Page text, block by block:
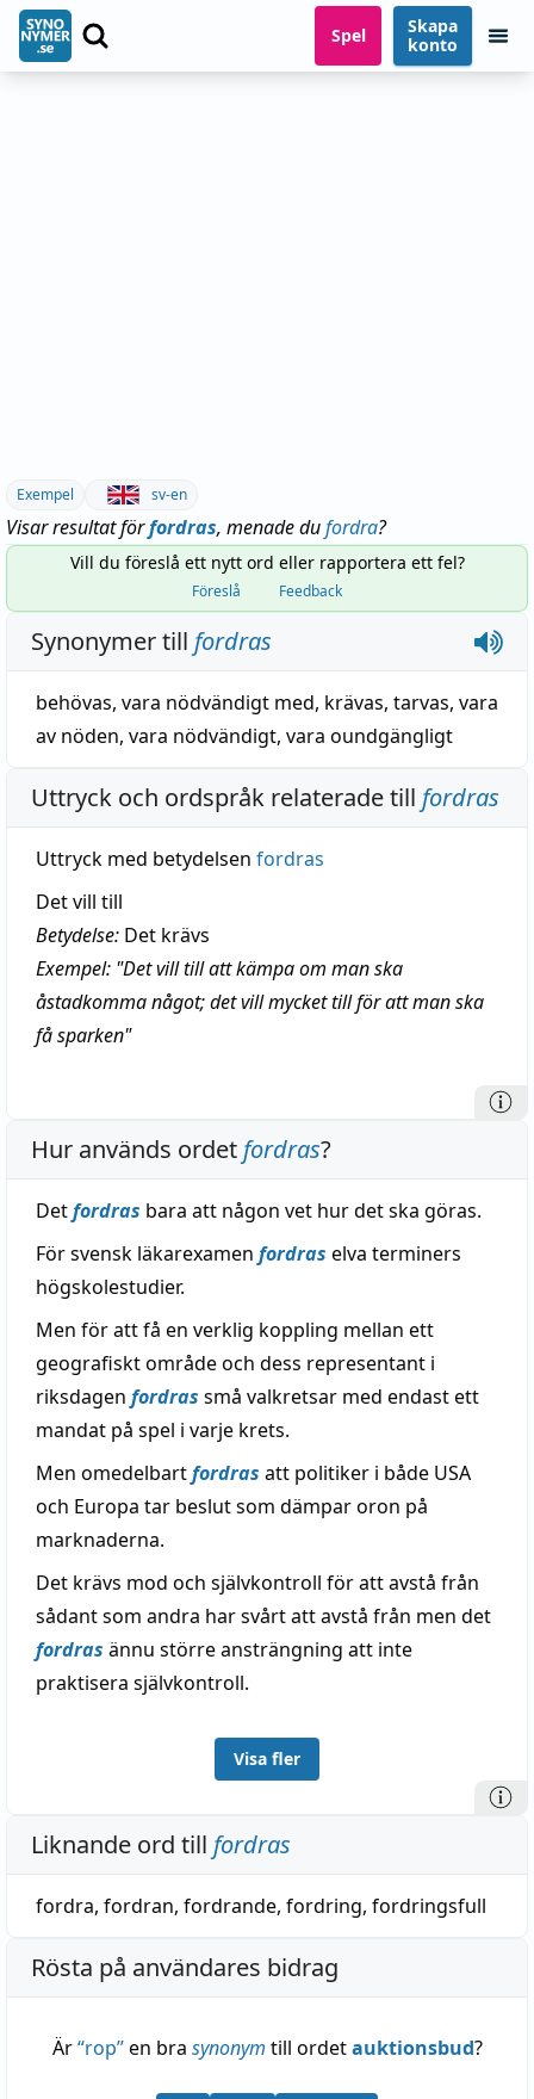
Spel
Skapa
konto
Exempel sv-en
Visar resultat förfordras, menade dufordra?
Vill du föreslå ett nytt ord eller rapportera ett fel?
Föreslå Feedback
Synonymer till fordras
behövas, vara nödvändigt med, krävas, tarvas, vara
av nöden, vara nödvändigt, vara oundgängligt
Uttryck och ordspråk relaterade till fordras
Uttryck med betydelsen fordras
Det vill till
Betydelse: Det krävs
Exempel: "Det vill till att kämpa om man ska
åstadkomma något; det vill mycket till för att man ska
få sparken"
Hur används ordet fordras?
Detfordras bara att någon vet hur det ska göras.
För svensk läkarexamen fordras elva terminers
högskolestudier.
Men för att få en verklig koppling mellan ett
geografiskt område och dess representant i
riksdagen fordras små valkretsar med endast ett
mandat på spel i varje krets.
Men omedelbartfordras att politiker i både USA
och Europa tar beslut som dämpar oron på
marknaderna.
Det krävs mod och självkontroll för att avstå från
sådant som andra har svårt att avstå från men det
fordras ännu större ansträngning att inte
praktisera självkontroll.
Visa fler
Liknande ord till fordras
fordra, fordran, fordrande, fordring, fordringsfull
Rösta på användares bidrag
Är“rop”en bra synonym till ordetauktionsbud?